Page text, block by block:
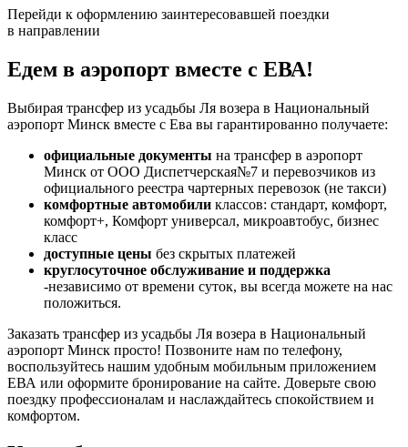
Перейди к оформлению заинтересовавшей поездки
в направлении
Едем в аэропорт вместе с ЕВА!
Выбирая трансфер из усадьбы Ля возера в Национальный
аэропорт Минск вместе с Ева вы гарантированно получаете:
официальные документы на трансфер в аэропорт
Минск от ООО Диспетчерская№7 и перевозчиков из
официального реестра чартерных перевозок (не такси)
комфортные автомобили классов: стандарт, комфорт,
комфорт+, Комфорт универсал, микроавтобус, бизнес
класс
доступные цены без скрытых платежей
круглосуточное обслуживание и поддержка
-независимо от времени суток, вы всегда можете на нас
положиться.
Заказать трансфер из усадьбы Ля возера в Национальный
аэропорт Минск просто! Позвоните нам по телефону,
воспользуйтесь нашим удобным мобильным приложением
ЕВА или оформите бронирование на сайте. Доверьте свою
поездку профессионалам и наслаждайтесь спокойствием и
комфортом.